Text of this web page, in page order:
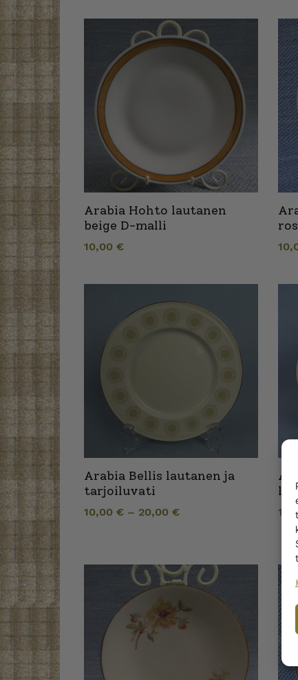
Arabia Hohto lautanen
beige D-malli
10,00 €
Arabia Bellis lautanen ja
tarjoiluvati
10,00 € – 20,00 €